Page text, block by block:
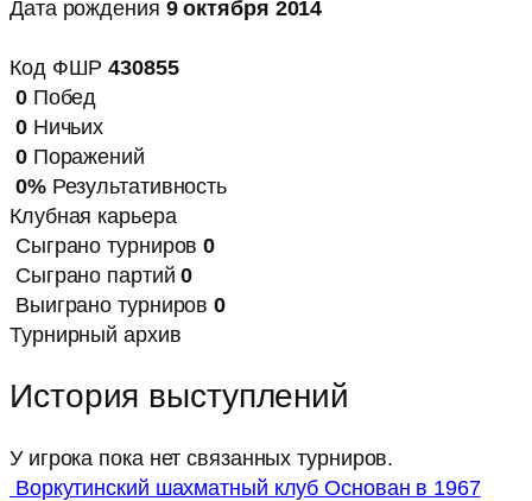
Дата рождения 9 октября 2014
Код ФШР 430855
0 Побед
0 Ничьих
0 Поражений
0% Результативность
Клубная карьера
Сыграно турниров 0
Сыграно партий 0
Выиграно турниров 0
Турнирный архив
История выступлений
У игрока пока нет связанных турниров.
Воркутинский шахматный клубОснован в 1967